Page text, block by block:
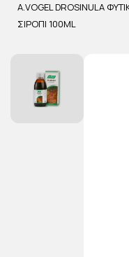
A.VOGEL DROSINULA
ΣΙΡΌΠΙ 100ML